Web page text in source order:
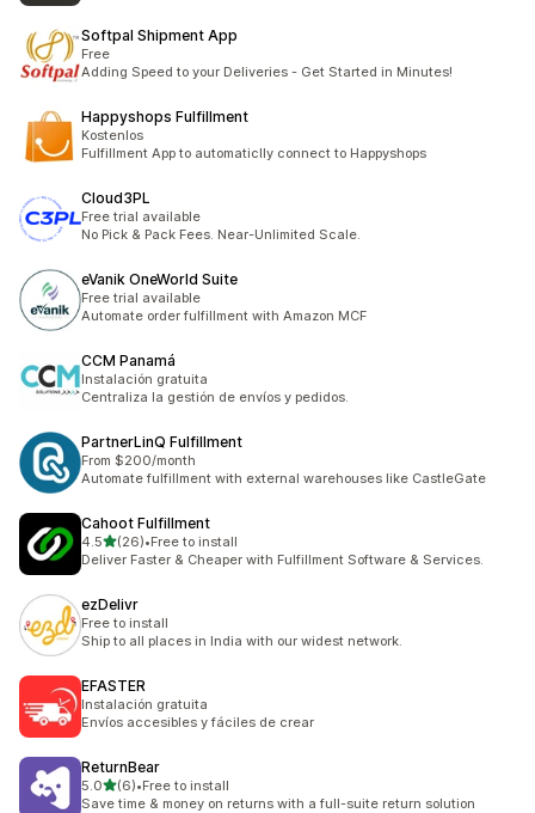
Softpal Shipment App
Free
Adding Speed to your Deliveries - Get Started in Minutes!
Happyshops Fulfillment
Kostenlos
Fulfillment App to automaticlly connect to Happyshops
Cloud3PL
Free trial available
No Pick & Pack Fees. Near-Unlimited Scale.
eVanik OneWorld Suite
Free trial available
Automate order fulfillment with Amazon MCF
CCM Panamá
Instalación gratuita
Centraliza la gestión de envíos y pedidos.
PartnerLinQ Fulfillment
From $200/month
Automate fulfillment with external warehouses like CastleGate
Cahoot Fulfillment
4.5เต็ม 5 ดาว
(26)
ทั้งหมด 26 รีวิว
•Free to install
Deliver Faster & Cheaper with Fulfillment Software & Services.
ezDelivr
Free to install
Ship to all places in India with our widest network.
EFASTER
Instalación gratuita
Envíos accesibles y fáciles de crear
ReturnBear
5.0เต็ม 5 ดาว
(6)
ทั้งหมด 6 รีวิว
•Free to install
Save time & money on returns with a full-suite return solution